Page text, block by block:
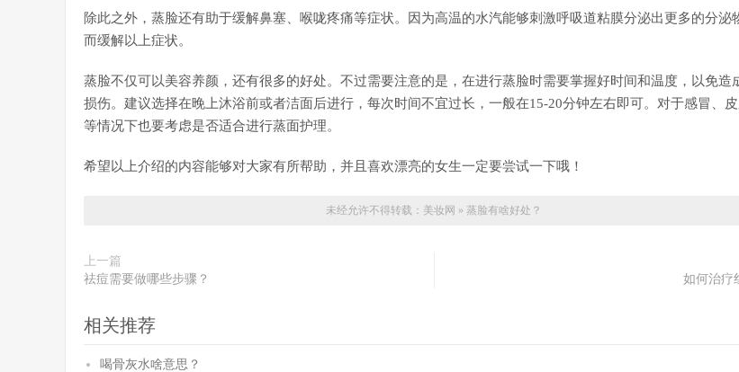
除此之外，蒸脸还有助于缓解鼻塞、喉咙疼痛等症状。因为高温的水汽能够刺激呼吸道粘膜分泌出更多的分泌
而缓解以上症状。
蒸脸不仅可以美容养颜，还有很多的好处。不过需要注意的是，在进行蒸脸时需要掌握好时间和温度，以免造
损伤。建议选择在晚上沐浴前或者洁面后进行，每次时间不宜过长，一般在15-20分钟左右即可。对于感冒、
等情况下也要考虑是否适合进行蒸面护理。
希望以上介绍的内容能够对大家有所帮助，并且喜欢漂亮的女生一定要尝试一下哦！
未经允许不得转载： 美妆网 » 蒸脸有啥好处？
上一篇
祛痘需要做哪些步骤？
如何治疗
相关推荐
喝骨灰水啥意思？